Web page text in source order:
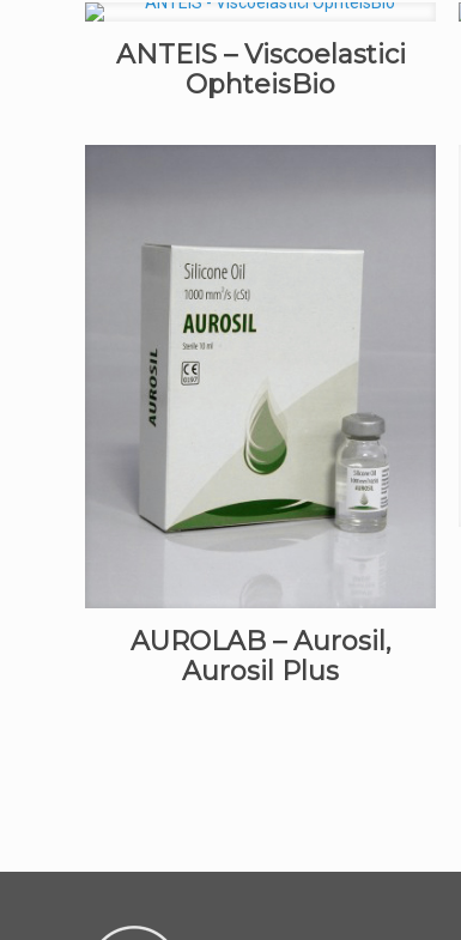
ANTEIS – Viscoelastici
OphteisBio
AUROLAB – Aurosil,
Aurosil Plus